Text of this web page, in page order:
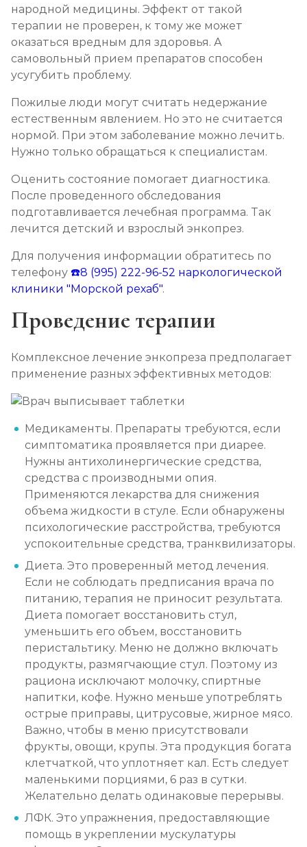
народной медицины. Эффект от такой
терапии не проверен, к тому же может
оказаться вредным для здоровья. А
самовольный прием препаратов способен
усугубить проблему.
Пожилые люди могут считать недержание
естественным явлением. Но это не считается
нормой. При этом заболевание можно лечить.
Нужно только обращаться к специалистам.
Оценить состояние помогает диагностика.
После проведенного обследования
подготавливается лечебная программа. Так
лечится детский и взрослый энкопрез.
Для получения информации обратитесь по
телефону ☎️8 (995) 222-96-52 наркологической
клиники "Морской рехаб".
Проведение терапии
Комплексное лечение энкопреза предполагает
применение разных эффективных методов:
Медикаменты. Препараты требуются, если
симптоматика проявляется при диарее.
Нужны антихолинергические средства,
средства с производными опия.
Применяются лекарства для снижения
объема жидкости в стуле. Если обнаружены
психологические расстройства, требуются
успокоительные средства, транквилизаторы.
Диета. Это проверенный метод лечения.
Если не соблюдать предписания врача по
питанию, терапия не приносит результата.
Диета помогает восстановить стул,
уменьшить его объем, восстановить
перистальтику. Меню не должно включать
продукты, размягчающие стул. Поэтому из
рациона исключают молочку, спиртные
напитки, кофе. Нужно меньше употреблять
острые приправы, цитрусовые, жирное мясо.
Важно, чтобы в меню присутствовали
фрукты, овощи, крупы. Эта продукция богата
клетчаткой, что уплотняет кал. Есть следует
маленькими порциями, 6 раз в сутки.
Желательно делать одинаковые перерывы.
ЛФК. Это упражнения, предоставляющие
помощь в укреплении мускулатуры